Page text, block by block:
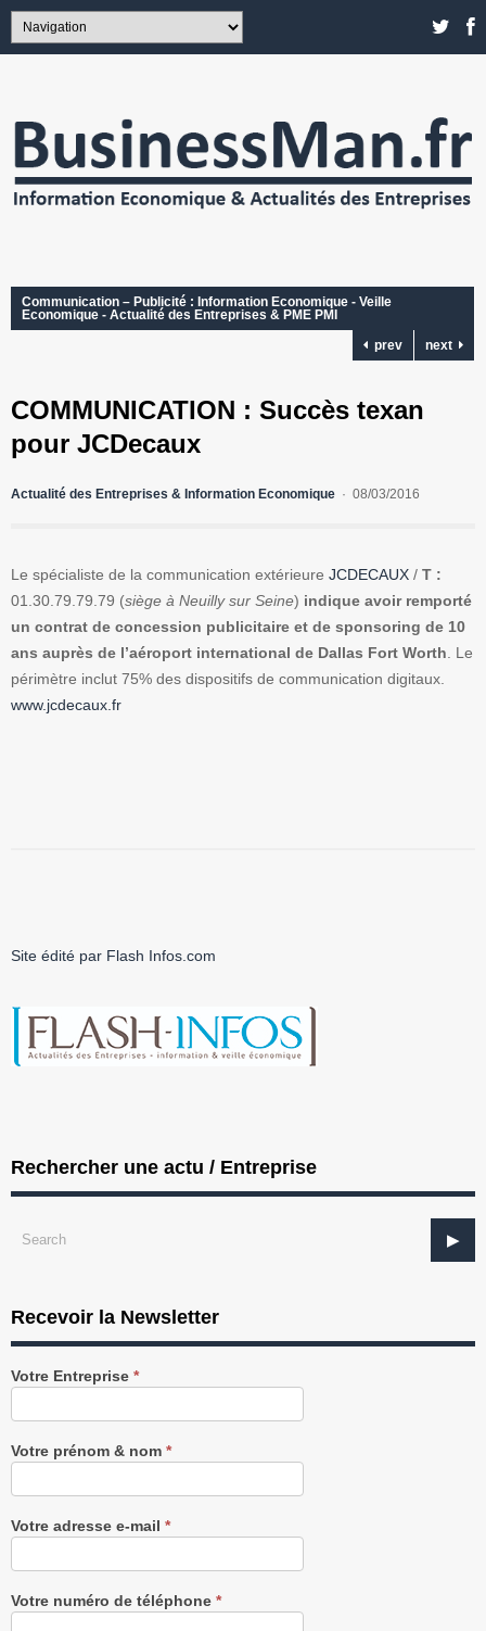
Communication – Publicité : Information Economique - Veille
Economique - Actualité des Entreprises & PME PMI
prev
next
COMMUNICATION : Succès texan
pour JCDecaux
Actualité des Entreprises & Information Economique 08/03/2016
Le spécialiste de la communication extérieure JCDECAUX / T :
01.30.79.79.79 (siège à Neuilly sur Seine) indique avoir remporté
un contrat de concession publicitaire et de sponsoring de 10
ans auprès de l’aéroport international de Dallas Fort Worth. Le
périmètre inclut 75% des dispositifs de communication digitaux.
www.jcdecaux.fr
Site édité par Flash Infos.com
Rechercher une actu / Entreprise
Recevoir la Newsletter
Recevez
notre
gratuitement
Votre Entreprise *
Votre prénom & nom *
Votre adresse e-mail *
Votre numéro de téléphone *